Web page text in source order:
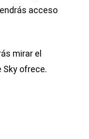
acceso
mirar el
ofrece.